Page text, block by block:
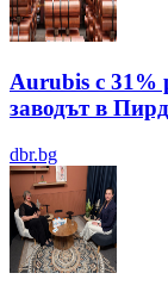
Aurubis с 31%
заводът в
dbr.bg